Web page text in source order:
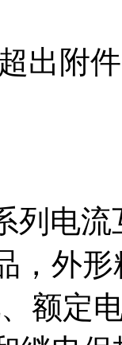
出附
列电
，外
额定